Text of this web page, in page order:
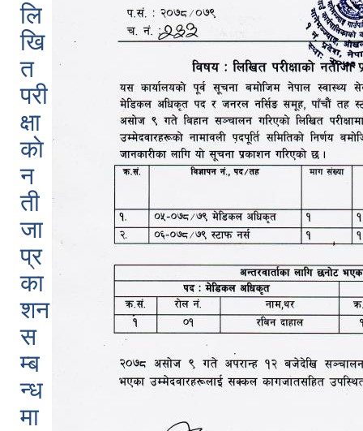
लि
खि
त
परी
क्षा
काे
न
ती
जा
प्र
का
शन
स
म्ब
न्ध
मा